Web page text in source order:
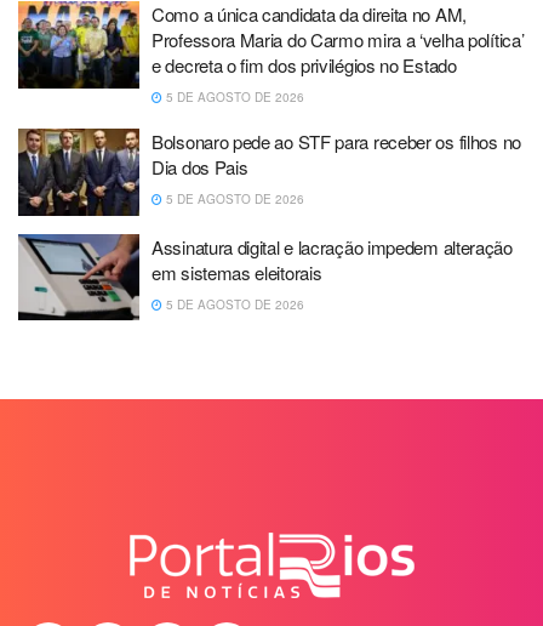
Como a única candidata da direita no AM,
Professora Maria do Carmo mira a ‘velha política’
e decreta o fim dos privilégios no Estado
5 DE AGOSTO DE 2026
Bolsonaro pede ao STF para receber os filhos no
Dia dos Pais
5 DE AGOSTO DE 2026
Assinatura digital e lacração impedem alteração
em sistemas eleitorais
5 DE AGOSTO DE 2026